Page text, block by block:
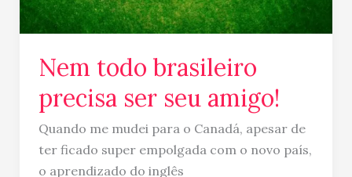
Nem todo brasileiro
precisa ser seu amigo!
Quando me mudei para o Canadá, apesar de
ter ficado super empolgada com o novo país,
o aprendizado do inglês